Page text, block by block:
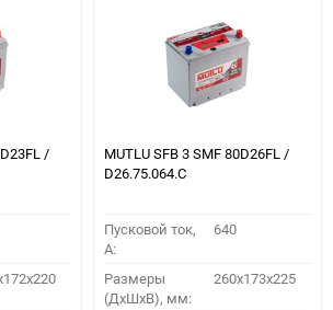
/
MUTLU SFB 3 SMF 80D26FL /
D26.75.064.C
Пусковой ток,
A:
640
Размеры
(ДхШхВ), мм:
260x173x225